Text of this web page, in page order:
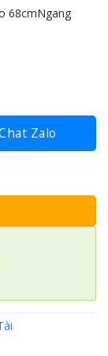
68cmNgang
Zalo